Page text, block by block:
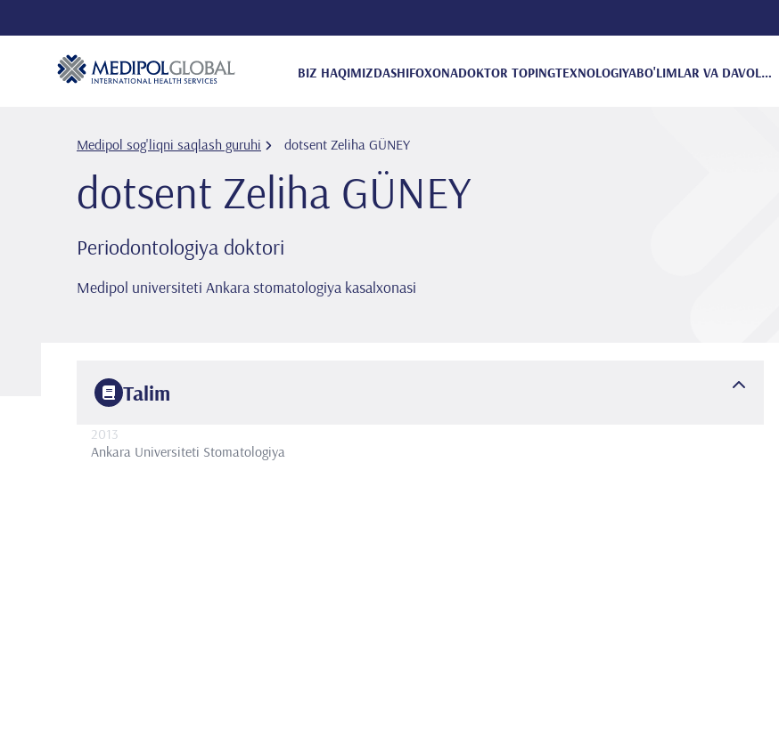
BIZ HAQIMIZDASHIFOXONADOKTOR TOPINGTEXNOLOGIYA BO'LIMLAR VA DAVOLANISH
Medipol sog'liqni saqlash guruhi dotsent Zeli̇ha GÜNEY
dotsent Zeli̇ha GÜNEY
Periodontologiya doktori
Medipol universiteti Ankara stomatologiya kasalxonasi
Talim
2013
Ankara Universiteti Stomatologiya